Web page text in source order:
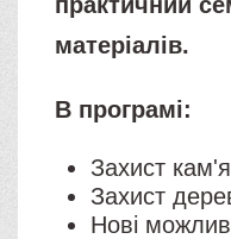
матеріалів.
В програмі:
Захист
Захист
Нові